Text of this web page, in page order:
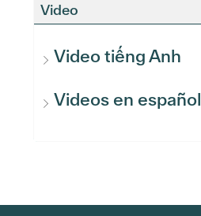
Video
Video tiếng Anh
Videos en español